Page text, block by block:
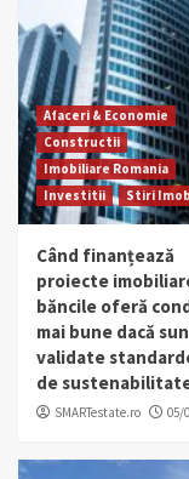
Afaceri & Economie
Constructii
Imobiliare Romania
Investitii
Stiri
Când finanțează
proiecte
băncile oferă
mai bune dacă
validate
de
SMARTestate.ro 05/